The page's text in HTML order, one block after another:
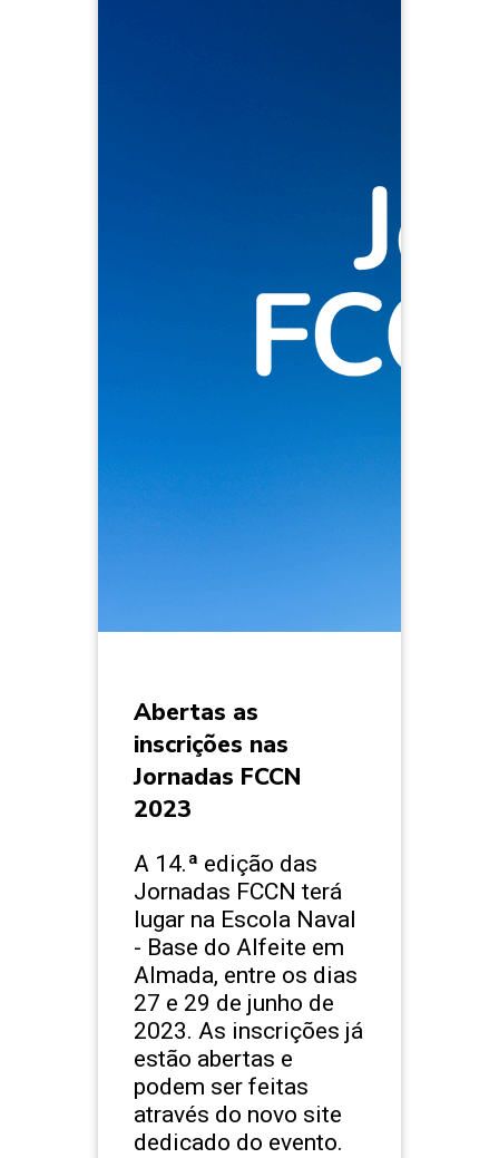
Abertas as
inscrições nas
Jornadas FCCN
2023
A 14.ª edição das
Jornadas FCCN terá
lugar na Escola Naval
- Base do Alfeite em
Almada, entre os dias
27 e 29 de junho de
2023. As inscrições já
estão abertas e
podem ser feitas
através do novo site
dedicado do evento.